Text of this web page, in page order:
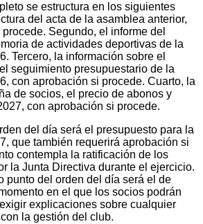
se estructura en los siguientes
del acta de la asamblea anterior,
Segundo, el informe del
de actividades deportivas de la
Tercero, la información sobre el
seguimiento presupuestario de la
con aprobación si procede. Cuarto, la
de socios, el precio de abonos y
con aprobación si procede.
del día será el presupuesto para la
que también requerirá aprobación si
contempla la ratificación de los
la Junta Directiva durante el ejercicio.
punto del orden del día será el de
en el que los socios podrán
explicaciones sobre cualquier
la gestión del club.